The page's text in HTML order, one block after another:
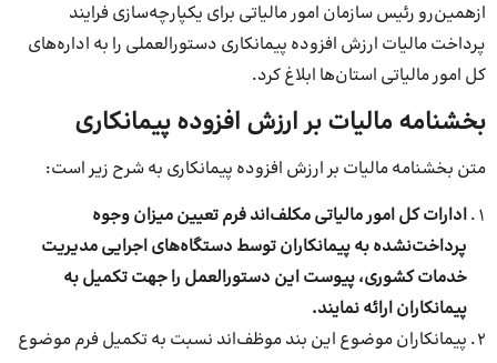
ازهمین‌رو رئیس سازمان امور مالیاتی برای یکپارچه‌سازی فرایند
پرداخت مالیات ارزش افزوده پیمانکاری دستورالعملی را به اداره‌های
کل امور مالیاتی استان‌ها ابلاغ کرد.
بخشنامه مالیات بر ارزش افزوده پیمانکاری
متن بخشنامه مالیات بر ارزش افزوده پیمانکاری به شرح زیر است:
ادارات کل امور مالیاتی مکلف‌اند فرم تعیین میزان وجوه
پرداخت‌نشده به پیمانکاران توسط دستگاه‌های اجرایی مدیریت
خدمات کشوری، پیوست این دستورالعمل را جهت تکمیل به
پیمانکاران ارائه نمایند.
پیمانکاران موضوع این بند موظف‌اند نسبت به تکمیل فرم موضوع